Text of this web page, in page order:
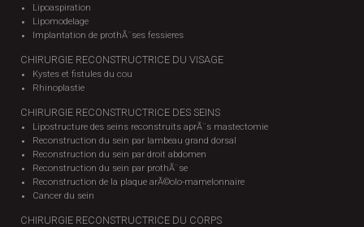
Lipoaspiration
Lipomodelage
Implantation de prothÃ¨ses fessieres
CHIRURGIE RECONSTRUCTRICE DU VISAGE
Kystes et fistules du cou
Rhinoplastie
CHIRURGIE RECONSTRUCTRICE DES SEINS
Lipostructure des seins reconstruits aprÃ¨s mastectomie
Reconstruction du sein par lambeau grand dorsal
Reconstruction du sein par droit abdomen
Reconstruction du sein par prothÃ¨se
Reconstruction de la plaque arÃ©olo-mamelonnaire
Cancer du sein
CHIRURGIE RECONSTRUCTRICE DU CORPS